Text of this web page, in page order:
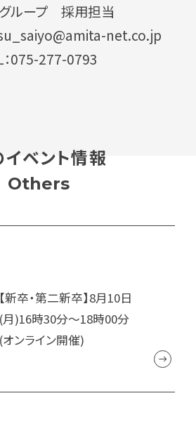
ループ 採用担当
net.co.jp
：075-277-0793
ベント情報
Others
【新卒・第二新卒】8月10日
(月)16時30分～18時00分
(オンライン開催)